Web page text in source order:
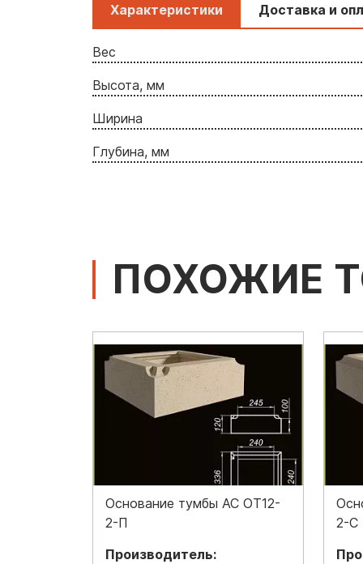
Характеристики Доставка и
Вес
Высота, мм
Ширина
Глубина, мм
ПОХОЖИЕ
Основание тумбы АС ОТ12-
2-П
Производитель:
2-С